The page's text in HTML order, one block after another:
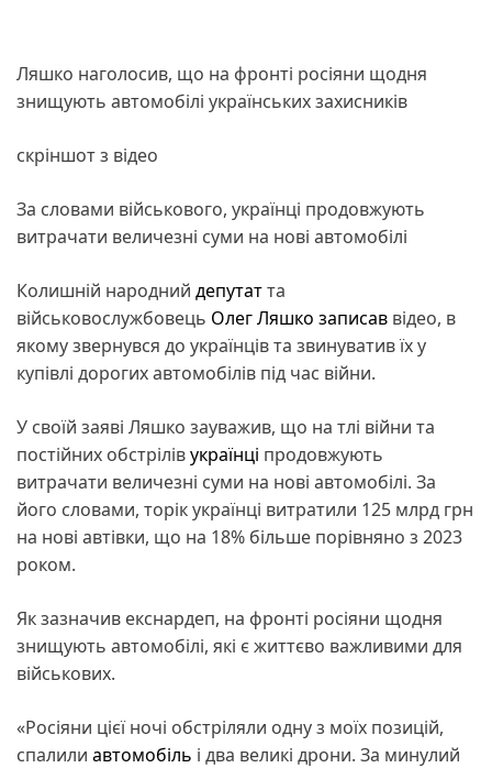
Ляшко наголосив, що на фронті росіяни щодня
знищують автомобілі українських захисників
скріншот з відео
За словами військового, українці продовжують
витрачати величезні суми на нові автомобілі
Колишній народний депутатта
військовослужбовець Олег Ляшко записав відео, в
якому звернувся до українців та звинуватив їх у
купівлі дорогих автомобілів під час війни.
У своїй заяві Ляшко зауважив, що на тлі війни та
постійних обстрілівукраїнці продовжують
витрачати величезні суми на нові автомобілі. За
його словами, торік українці витратили 125 млрд грн
на нові автівки, що на 18% більше порівняно з 2023
роком.
Як зазначив екснардеп, на фронті росіяни щодня
знищують автомобілі, які є життєво важливими для
військових.
«Росіяни цієї ночі обстріляли одну з моїх позицій,
спалили автомобіль і два великі дрони. За минулий